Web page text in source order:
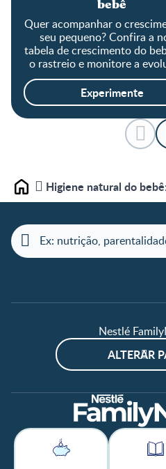
bebê
Quer acompanhar o
seu pequeno? Confira a
tabela de crescimento do
o rastreio e monitore a
tamanho do baby!
Experimente
Home Higiene natural do
Nestlé
ALTERAR